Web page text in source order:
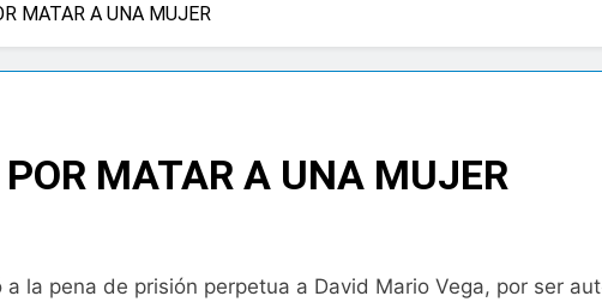
MATAR A UNA MUJER
MATAR A UNA MUJER
a la pena de prisión perpetua a David Mario Vega, por ser